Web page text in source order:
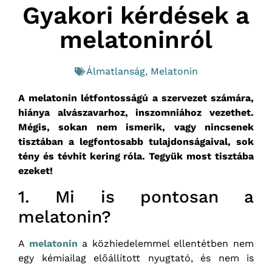
Gyakori kérdések a
melatoninról
Álmatlanság, Melatonin
A melatonin létfontosságú a szervezet számára,
hiánya alvászavarhoz, inszomniához vezethet.
Mégis, sokan nem ismerik, vagy nincsenek
tisztában a legfontosabb tulajdonságaival, sok
tény és tévhit kering róla. Tegyük most tisztába
ezeket!
1. Mi is pontosan a
melatonin?
A melatonin a közhiedelemmel ellentétben nem
egy kémiailag előállított nyugtató, és nem is